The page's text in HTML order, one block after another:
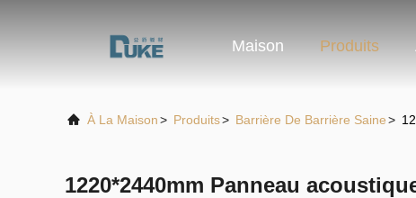
Maison Produits
À La Maison> Produits> Barrière De Barrière Saine>
1220*2440mm Panneau